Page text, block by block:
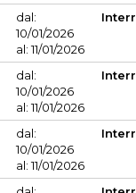
dal:
10/01/2026
al: 11/01/2026
dal:
10/01/2026
al: 11/01/2026
dal:
10/01/2026
al: 11/01/2026